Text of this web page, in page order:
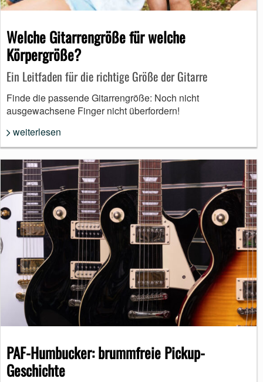
Welche Gitarrengröße für welche
Körpergröße?
Ein Leitfaden für die richtige Größe der Gitarre
Finde die passende Gitarrengröße: Noch nicht
ausgewachsene Finger nicht überfordern!
weiterlesen
PAF-Humbucker: brummfreie Pickup-
Geschichte